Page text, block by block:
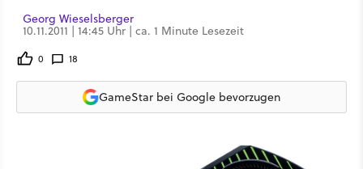
Georg Wieselsberger
10.11.2011 | 14:45 Uhr | ca. 1 Minute Lesezeit
0 18
GameStar bei Google bevorzugen